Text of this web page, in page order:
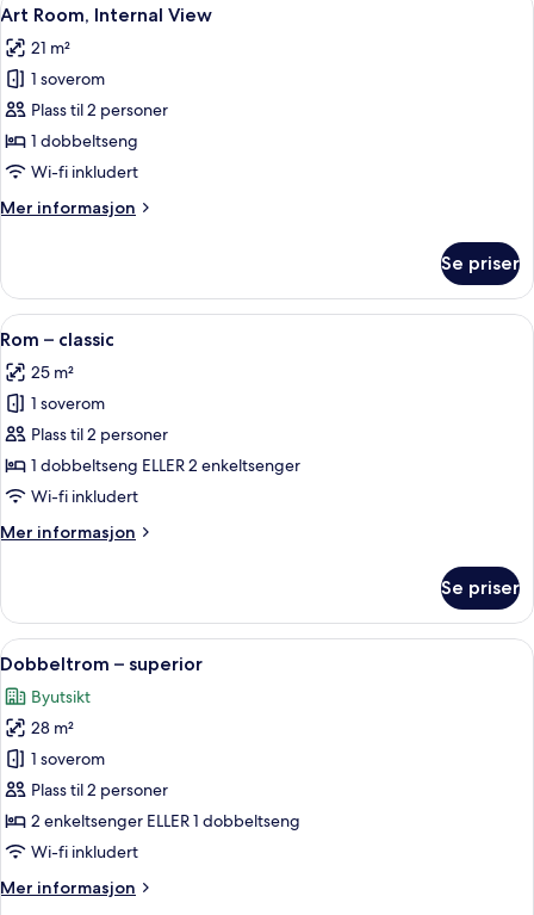
alle
bildene
av
Art
Room,
Internal
5
Art Room, Internal View
21 m²
1 soverom
Plass til 2 personer
1 dobbeltseng
Wi-fi inkludert
Mer informasjon
Mer
Room,
Internal
View
Se priser
Åpne
alle
bildene
av
Rom
–
classic
Rom – classic | Sengetøy av topp
7
Rom – classic
25 m²
1 soverom
Plass til 2 personer
1 dobbeltseng ELLER 2 enkeltsenger
Wi-fi inkludert
Mer informasjon
Mer
–
classic
Se priser
Åpne
alle
bildene
av
Dobbeltrom
–
superior
Dobbeltrom – superior | Utsikt fra
4
Dobbeltrom – superior
Byutsikt
28 m²
1 soverom
Plass til 2 personer
2 enkeltsenger ELLER 1 dobbeltseng
Wi-fi inkludert
Mer informasjon
Mer